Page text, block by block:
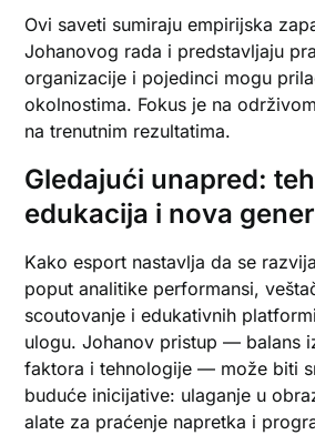
Ovi saveti sumiraju empirijska
Johanovog rada i predstavljaju
organizacije i pojedinci mogu
okolnostima. Fokus je na
na trenutnim rezultatima.
Gledajući unapred:
edukacija i nova
Kako esport nastavlja da se
poput analitike performansi,
scoutovanje i edukativnih
ulogu. Johanov pristup — balans
faktora i tehnologije — može biti
buduće inicijative: ulaganje u
alate za praćenje napretka i